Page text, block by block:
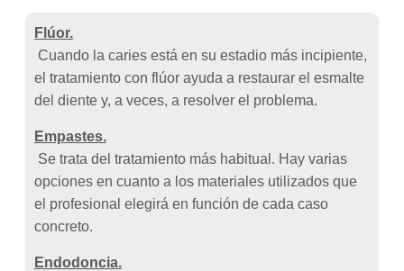
Flúor.
Cuando la caries está en su estadio más incipiente,
el tratamiento con flúor ayuda a restaurar el esmalte
del diente y, a veces, a resolver el problema.
Empastes.
Se trata del tratamiento más habitual. Hay varias
opciones en cuanto a los materiales utilizados que
el profesional elegirá en función de cada caso
concreto.
Endodoncia.